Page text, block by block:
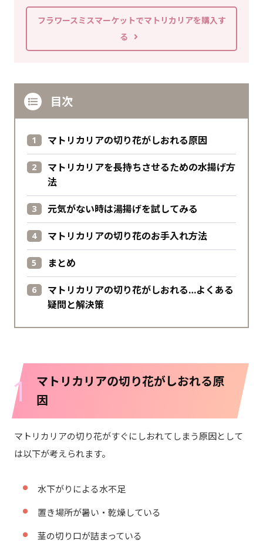
フラワースミスマーケットでマトリカリアを購入す
る
目次
マトリカリアの切り花がしおれる原因
マトリカリアを長持ちさせるための水揚げ方
法
元気がない時は湯揚げを試してみる
マトリカリアの切り花のお手入れ方法
まとめ
マトリカリアの切り花がしおれる…よくある
疑問と解決策
1
マトリカリアの切り花がしおれる原
因
マトリカリアの切り花がすぐにしおれてしまう原因として
は以下が考えられます。
水下がりによる水不足
置き場所が暑い・乾燥している
茎の切り口が詰まっている